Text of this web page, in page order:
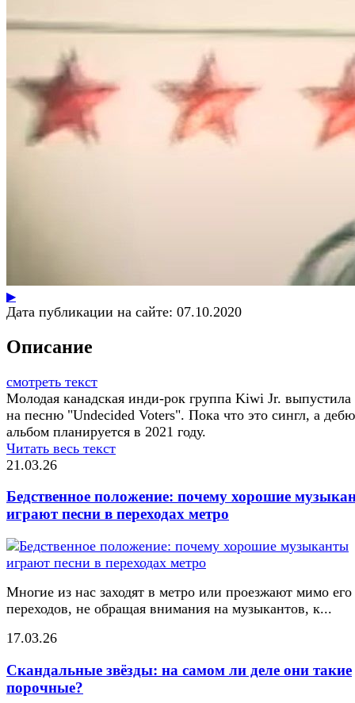
▶
Дата публикации на сайте: 07.10.2020
Описание
смотреть текст
Молодая канадская инди-рок группа Kiwi Jr.
на песню "Undecided Voters". Пока что это сингл, а
альбом планируется в 2021 году.
Читать весь текст
21.03.26
Бедственное положение: почему хорошие
играют песни в переходах метро
Многие из нас заходят в метро или проезжают мимо его
переходов, не обращая внимания на музыкантов, к...
17.03.26
Скандальные звёзды: на самом ли деле они такие
порочные?